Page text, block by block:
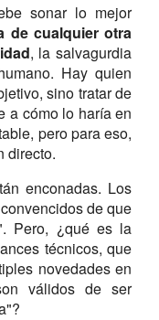
sonar lo mejor
de cualquier otra
, la salvagurdia
Hay quien
sino tratar de
a cómo lo haría en
pero para eso,
directo.
enconadas. Los
de que
Pero, ¿qué es la
técnicos, que
novedades en
válidos de ser